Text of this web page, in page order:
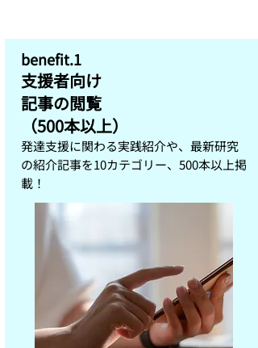
​benefit.1
​支援者向け
記事の閲覧
（500本以上）
発達支援に関わる実践紹介や、最新研究
の紹介記事を10カテゴリー、500本以上掲
載！